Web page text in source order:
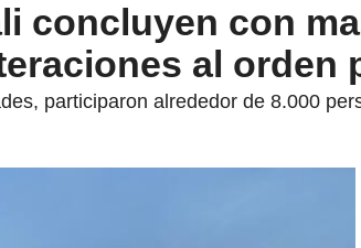
concluyen con
al orden
participaron alrededor de 8.000